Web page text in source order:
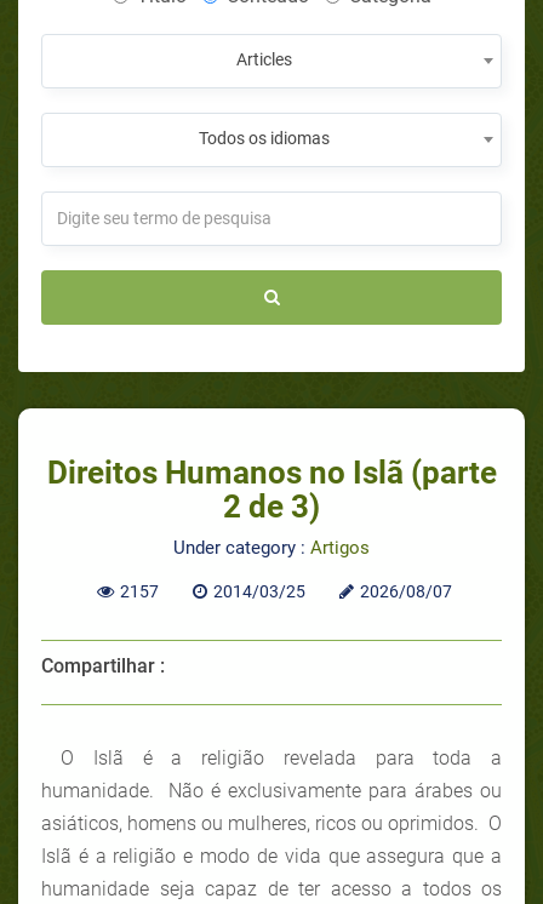
Articles
Todos os idiomas
Direitos Humanos no Islã (parte
2 de 3)
Under category : Artigos
2157 2014/03/25 2026/08/07
Compartilhar :
O Islã é a religião revelada para toda a
humanidade. Não é exclusivamente para árabes ou
asiáticos, homens ou mulheres, ricos ou oprimidos. O
Islã é a religião e modo de vida que assegura que a
humanidade seja capaz de ter acesso a todos os